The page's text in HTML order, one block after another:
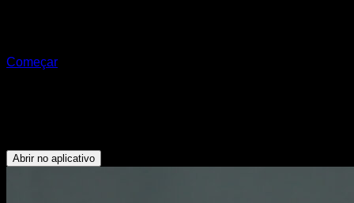
Começar
Abrir no aplicativo